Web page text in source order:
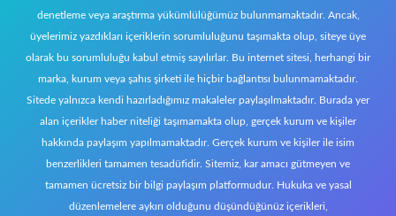
denetleme veya araştırma yükümlülüğümüz bulunmamaktadır. Ancak,
üyelerimiz yazdıkları içeriklerin sorumluluğunu taşımakta olup, siteye üye
olarak bu sorumluluğu kabul etmiş sayılırlar. Bu internet sitesi, herhangi bir
marka, kurum veya şahıs şirketi ile hiçbir bağlantısı bulunmamaktadır.
Sitede yalnızca kendi hazırladığımız makaleler paylaşılmaktadır. Burada yer
alan içerikler haber niteliği taşımamakta olup, gerçek kurum ve kişiler
hakkında paylaşım yapılmamaktadır. Gerçek kurum ve kişiler ile isim
benzerlikleri tamamen tesadüfidir. Sitemiz, kar amacı gütmeyen ve
tamamen ücretsiz bir bilgi paylaşım platformudur. Hukuka ve yasal
düzenlemelere aykırı olduğunu düşündüğünüz içerikleri,